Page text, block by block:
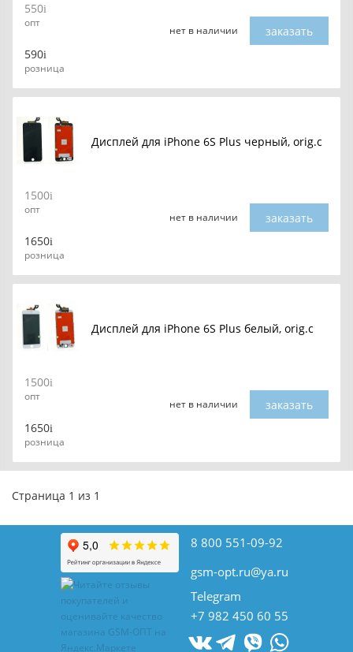
550
опт
590
розница
нет в наличии заказать
Дисплей для iPhone 6S Plus черный, orig.c
1500
опт
1650
розница
нет в наличии заказать
Дисплей для iPhone 6S Plus белый, orig.c
1500
опт
1650
розница
нет в наличии заказать
Страница 1 из 1
8 800 551-09-92
gsm-opt.ru@ya.ru
Telegram
+7 982 450 60 55